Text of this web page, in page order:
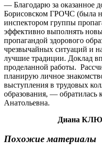
— Благодарю за оказанное
Борисовском ГРОЧС (была
инспектором группы
эффективно выполнять
пропагандой здорового
чрезвычайных ситуаций и
лучшие традиции. Доклад
проделанной работы.
планирую личное
выступления в трудовых
образования, —
Анатольевна.
Диана
Похожие материалы